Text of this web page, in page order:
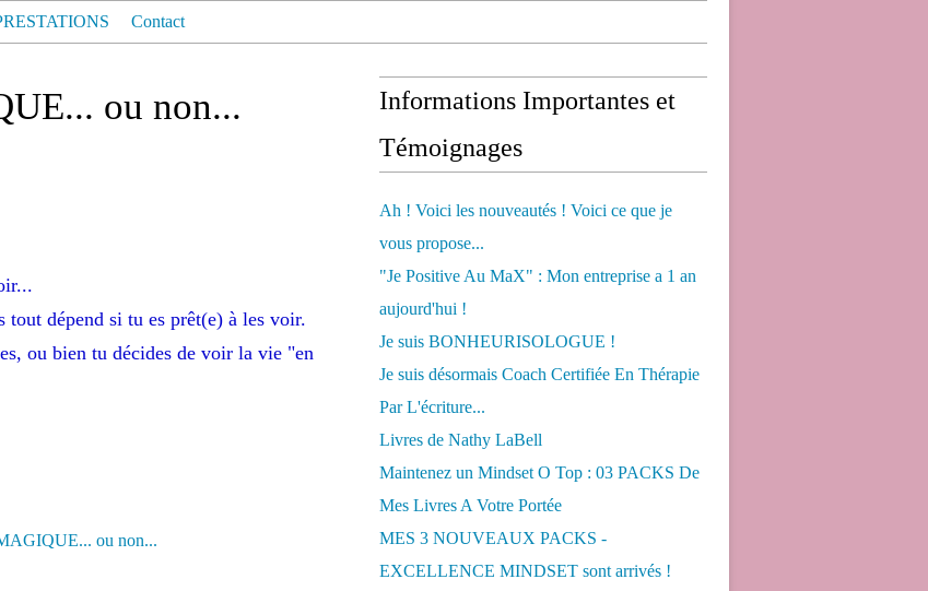
Contact
ou non...
tout dépend si tu es prêt(e) à les voir.
ou bien tu décides de voir la vie "en
Informations Importantes et
Témoignages
Ah ! Voici les nouveautés ! Voici ce que je
vous propose...
"Je Positive Au MaX" : Mon entreprise a 1 an
aujourd'hui !
Je suis BONHEURISOLOGUE !
Je suis désormais Coach Certifiée En Thérapie
Par L'écriture...
Livres de Nathy LaBell
Maintenez un Mindset O Top : 03 PACKS De
Mes Livres A Votre Portée
MES 3 NOUVEAUX PACKS -
EXCELLENCE MINDSET sont arrivés !